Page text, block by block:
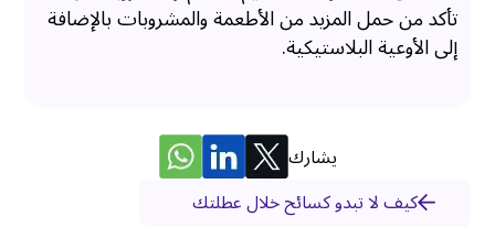
تأكد من حمل المزيد من الأطعمة والمشروبات بالإضافة
إلى الأوعية البلاستيكية.
يشارك
كيف لا تبدو كسائح خلال عطلتك